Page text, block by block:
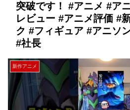
突破です！ #アニメ #ア
レビュー #アニメ評価 #
ク #フィギュア #アニソ
#社長
新作アニメ